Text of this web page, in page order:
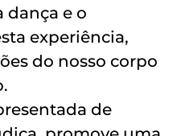
dança e o
experiência,
do nosso corpo
de